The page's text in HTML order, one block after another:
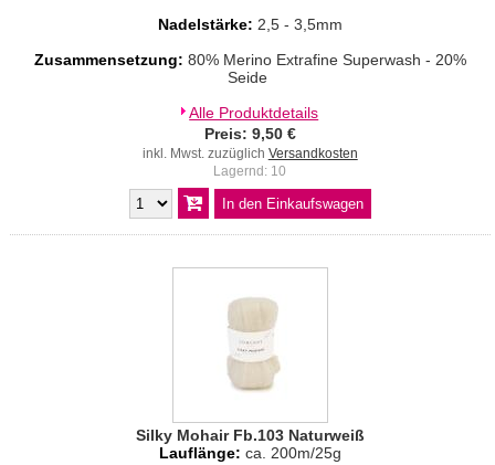
Nadelstärke: 2,5 - 3,5mm
Zusammensetzung: 80% Merino Extrafine Superwash - 20%
Seide
Alle Produktdetails
Preis: 9,50 €
inkl. Mwst. zuzüglich Versandkosten
Lagernd: 10
Silky Mohair Fb.103 Naturweiß
Lauflänge: ca. 200m/25g